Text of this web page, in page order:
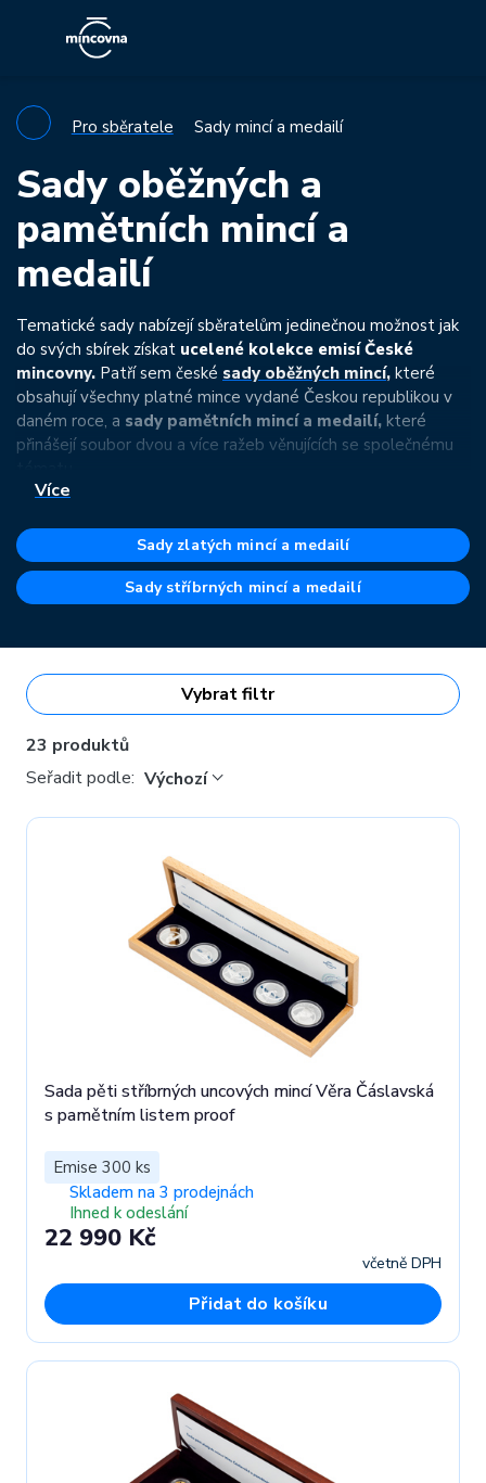
Pro sběratele Sady mincí a medailí
Sady oběžných a
pamětních mincí a
medailí
Tematické sady nabízejí sběratelům jedinečnou možnost jak
do svých sbírek získat ucelené kolekce emisí České
mincovny. Patří sem české sady oběžných mincí, které
obsahují všechny platné mince vydané Českou republikou v
daném roce, a sady pamětních mincí a medailí, které
přinášejí soubor dvou a více ražeb věnujících se společnému
Více
Sady zlatých mincí a medailí
Sady stříbrných mincí a medailí
Vybrat filtr
23 produktů
Seřadit podle: Výchozí
Sada pěti stříbrných uncových mincí Věra Čáslavská
s pamětním listem proof
Emise 300 ks
Skladem na 3 prodejnách
Ihned k odeslání
22 990 Kč
včetně DPH
Přidat do košíku